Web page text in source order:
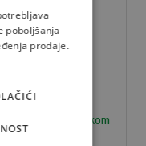
€ / kom
poboljšanja
prodaje.